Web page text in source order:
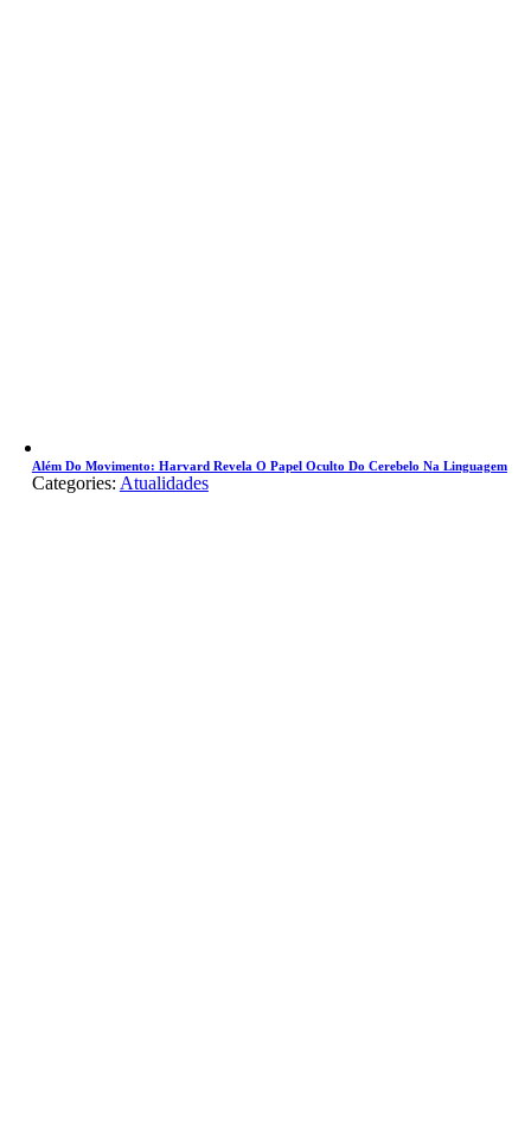
Além Do Movimento: Harvard Revela O Papel Oculto Do Cerebelo Na Linguagem
Categories: Atualidades